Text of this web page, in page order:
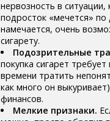
нервозность в
подросток «мечется» по
намечается, очень
сигарету.
Подозрительные
покупка сигарет
времени тратить
как много он
финансов.
Мелкие признаки.